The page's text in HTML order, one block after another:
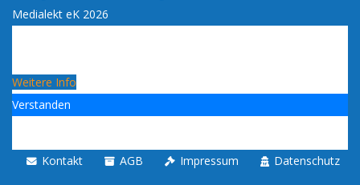
Medialekt eK 2026
Weitere Info
Verstanden
Kontakt AGB Impressum Datenschutz